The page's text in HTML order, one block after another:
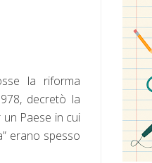
la riforma
decretò la
Paese in cui
erano spesso